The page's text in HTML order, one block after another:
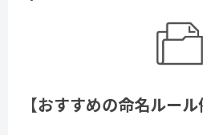
【おすすめの命名ルール